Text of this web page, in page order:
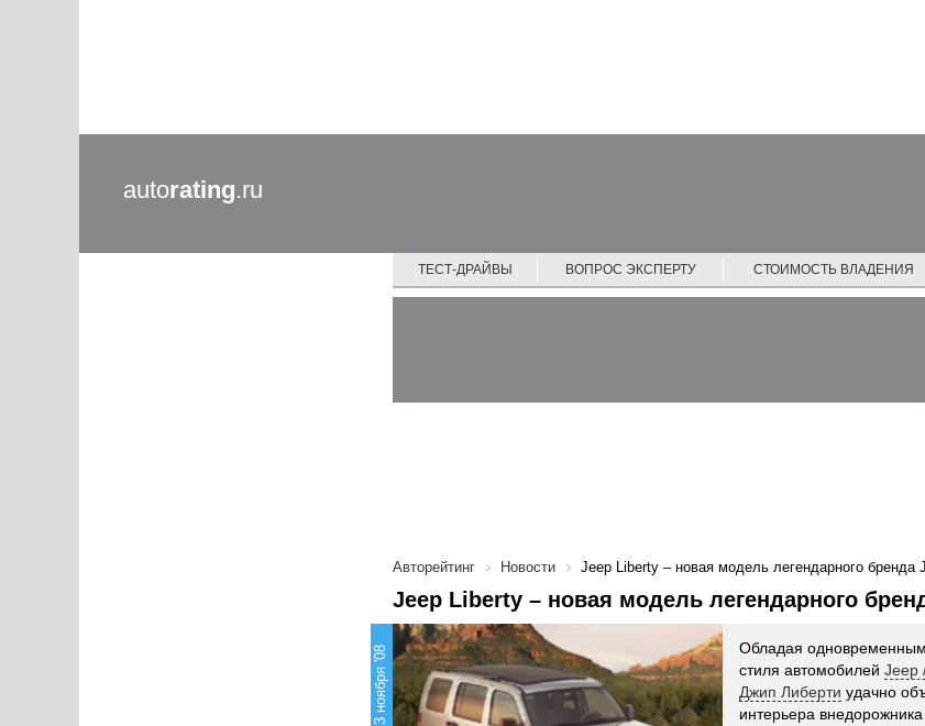
autorating.ru
ТЕСТ-ДРАЙВЫ ВОПРОС ЭКСПЕРТУ СТОИМОСТЬ ВЛАДЕНИЯ
Авторейтинг Новости Jeep Liberty – новая модель легендарного бренда
Jeep Liberty – новая модель легендарного
3 ноября '08
Обладая
стиля автомобилей Jeep
Джип Либерти удачно
интерьера